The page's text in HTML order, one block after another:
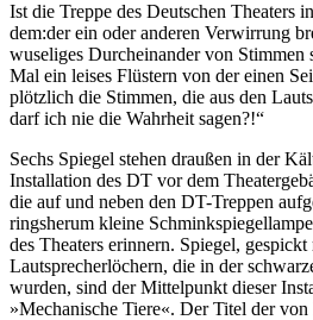
Ist die Treppe des Deutschen Theaters
dem:der ein oder anderen Verwirrung
wuseliges Durcheinander von Stimmen
Mal ein leises Flüstern von der einen
plötzlich die Stimmen, die aus den
darf ich nie die Wahrheit sagen?!“
Sechs Spiegel stehen draußen in der
Installation des DT vor dem
die auf und neben den DT-Treppen
ringsherum kleine
des Theaters erinnern. Spiegel,
Lautsprecherlöchern, die in der
wurden, sind der Mittelpunkt dieser
»Mechanische Tiere«. Der Titel der